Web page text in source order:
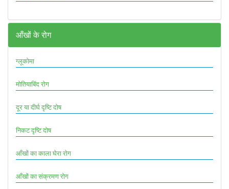
आँखों के रोग
ग्लूकोमा
मोतियाबिंद रोग
दूर या दीर्घ दृष्टि दोष
निकट दृष्टि दोष
आँखों का काला घेरा रोग
आँखों का संक्रमण रोग